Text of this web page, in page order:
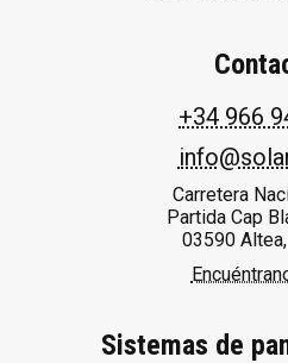
+34 966
Carretera
Partida Cap
03590
Sistemas de